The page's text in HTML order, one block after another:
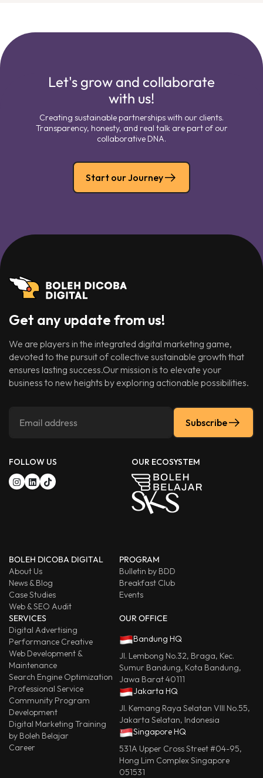
Let's grow and collaborate
with us!
Creating sustainable partnerships with our clients.
Transparency, honesty, and real talk are part of our
collaborative DNA.
Start our Journey
Get any update from us!
We are players in the integrated digital marketing game,
devoted to the pursuit of collective sustainable growth that
ensures lasting success.Our mission is to elevate your
business to new heights by exploring actionable possibilities.
Subscribe
FOLLOW US OUR ECOSYSTEM
BOLEH DICOBA DIGITAL
About Us
News & Blog
Case Studies
Web & SEO Audit
PROGRAM
Bulletin by BDD
Breakfast Club
Events
SERVICES
Digital Advertising
Performance Creative
Web Development &
Maintenance
Search Engine Optimization
Professional Service
Community Program
Development
Digital Marketing Training
by Boleh Belajar
Career
OUR OFFICE
Bandung HQ
Jl. Lembong No.32, Braga, Kec.
Sumur Bandung, Kota Bandung,
Jawa Barat 40111
Jakarta HQ
Jl. Kemang Raya Selatan VIII No.55,
Jakarta Selatan, Indonesia
Singapore HQ
531A Upper Cross Street #04-95,
Hong Lim Complex Singapore
051531